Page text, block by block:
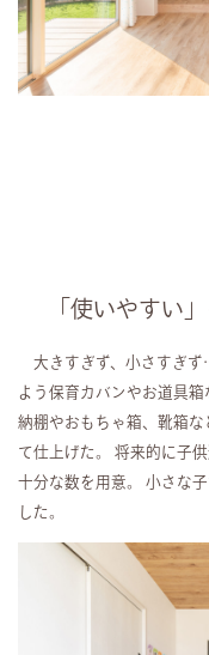
「使いやすい
大きすぎず、小さすぎず
よう保育カバンやお道具
納棚やおもちゃ箱、靴箱
て仕上げた。 将来的に子
十分な数を用意。 小さな
した。